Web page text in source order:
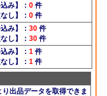
込み】： 0 件
なし】： 0 件
込み】： 30 件
なし】： 30 件
込み】： 1 件
なし】： 1 件
出品データを取得できま